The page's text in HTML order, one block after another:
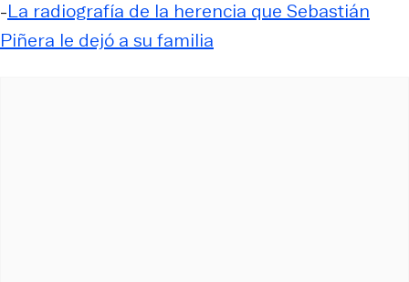
-La radiografía de la herencia que Sebastián
Piñera le dejó a su familia